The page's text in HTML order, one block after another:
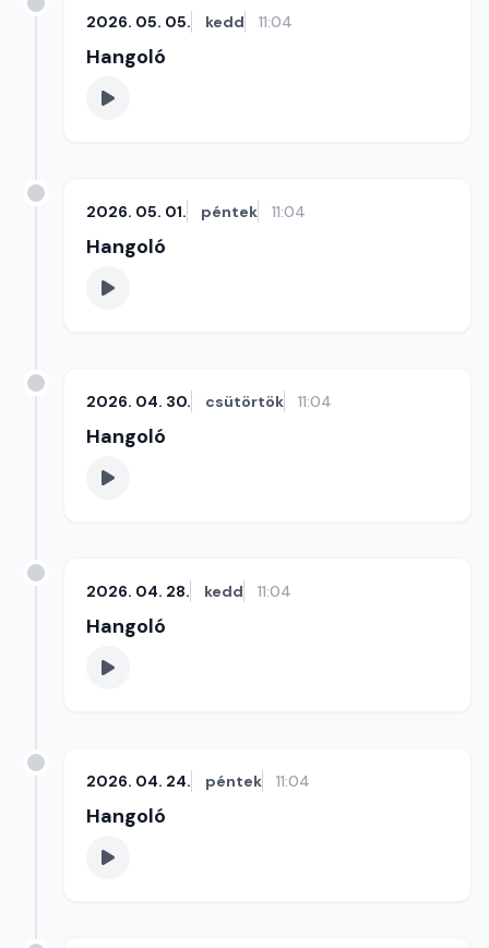
2026. 05. 05. kedd 11:04
Hangoló
2026. 05. 01. péntek 11:04
Hangoló
2026. 04. 30. csütörtök 11:04
Hangoló
2026. 04. 28. kedd 11:04
Hangoló
2026. 04. 24. péntek 11:04
Hangoló